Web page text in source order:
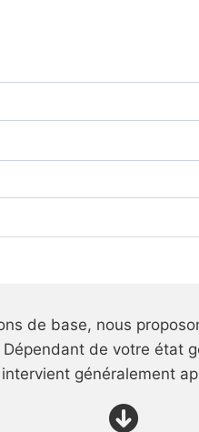
de base, nous
Dépendant de votre état
généralement